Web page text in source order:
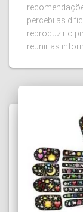
percebi as
reproduzir o
reunir as